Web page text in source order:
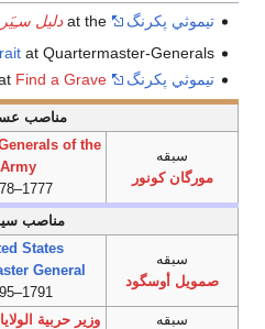
تيموثي پكرنگ at the
دليل
at Quartermaster-Generals
تيموثي پكرنگ
at
Find a Grave
مناصب
سبقه
مورگان كونور
of the
Army
1777–1778
مناصب
سبقه
صمويل أوسگود
States
General
1791–1795
سبقه
وزير حربية